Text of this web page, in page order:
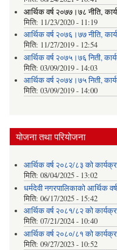
आर्थिक वर्ष २०७७।७८ नीति‚
मिति: 11/23/2020 - 11:19
आर्थिक वर्ष २०७६।७७ नीति‚
मिति: 11/27/2019 - 12:54
आर्थिक वर्ष २०७५।७६ निती,
मिति: 03/09/2019 - 14:03
आर्थिक वर्ष २०७४।७५ निती,
मिति: 03/09/2019 - 14:00
योजना तथा परियोजना
आर्थिक वर्ष २०८२/८३ को
मिति: 08/04/2025 - 13:02
धर्मदेवी नगरपालिकाको आर्थिक
मिति: 06/17/2025 - 15:42
आर्थिक वर्ष २०८१/८२ को
मिति: 07/21/2024 - 10:40
आर्थिक वर्ष २०८०/८१ को
मिति: 09/27/2023 - 10:52